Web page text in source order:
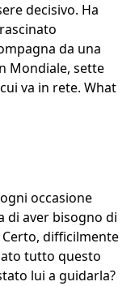
decisivo. Ha
da una
Mondiale, sette
va in rete. What
occasione
di aver bisogno di
difficilmente
tutto questo
lui a guidarla?